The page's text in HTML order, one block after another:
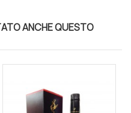
ANCHE QUESTO